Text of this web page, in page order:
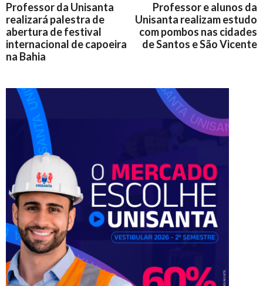
Professor da Unisanta
realizará palestra de
abertura de festival
internacional de capoeira
na Bahia
Professor e alunos da
Unisanta realizam estudo
com pombos nas cidades
de Santos e São Vicente